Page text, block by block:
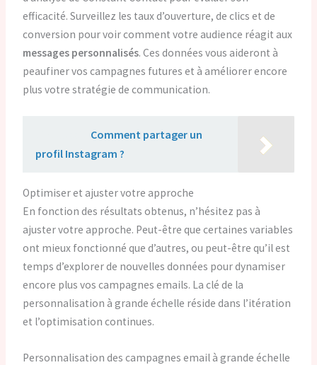
efficacité. Surveillez les taux d’ouverture, de clics et de
conversion pour voir comment votre audience réagit aux
messages personnalisés. Ces données vous aideront à
peaufiner vos campagnes futures et à améliorer encore
plus votre stratégie de communication.
Comment partager un
profil Instagram ?
Optimiser et ajuster votre approche
En fonction des résultats obtenus, n’hésitez pas à
ajuster votre approche. Peut-être que certaines variables
ont mieux fonctionné que d’autres, ou peut-être qu’il est
temps d’explorer de nouvelles données pour dynamiser
encore plus vos campagnes emails. La clé de la
personnalisation à grande échelle réside dans l’itération
et l’optimisation continues.
Personnalisation des campagnes email à grande échelle